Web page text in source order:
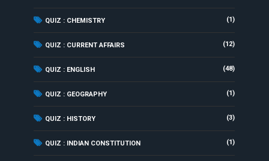
QUIZ : CHEMISTRY (1)
QUIZ : CURRENT AFFAIRS (12)
QUIZ : ENGLISH (48)
QUIZ : GEOGRAPHY (1)
QUIZ : HISTORY (3)
QUIZ : INDIAN CONSTITUTION (1)